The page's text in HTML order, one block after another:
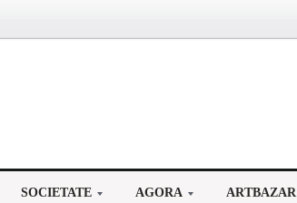
SOCIETATE AGORA ARTBAZAR